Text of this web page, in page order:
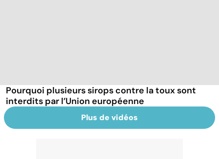
Pourquoi plusieurs sirops contre la toux sont
interdits par l’Union européenne
Plus de vidéos